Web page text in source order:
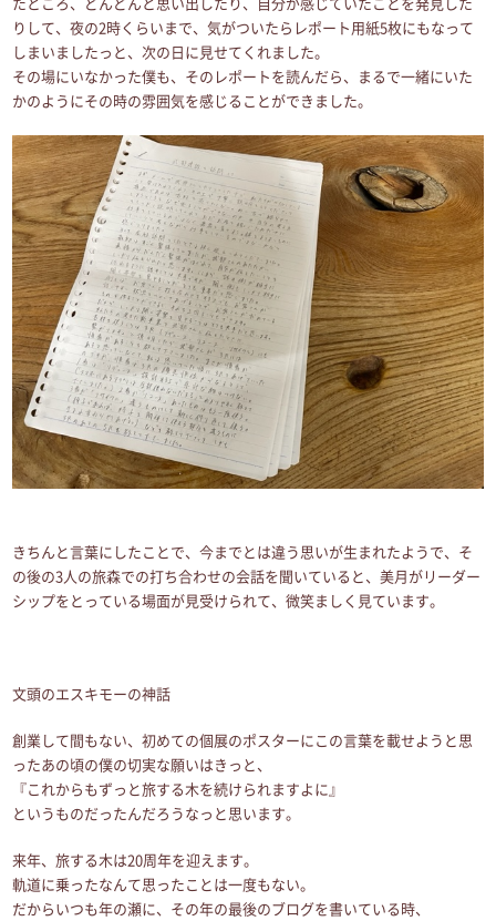
りして、夜の2時くらいまで、気がついたらレポート用紙5枚にもなって
しまいましたっと、次の日に見せてくれました。
その場にいなかった僕も、そのレポートを読んだら、まるで一緒にいた
かのようにその時の雰囲気を感じることができました。
きちんと言葉にしたことで、今までとは違う思いが生まれたようで、そ
の後の3人の旅森での打ち合わせの会話を聞いていると、美月がリーダー
シップをとっている場面が見受けられて、微笑ましく見ています。
文頭のエスキモーの神話
創業して間もない、初めての個展のポスターにこの言葉を載せようと思
ったあの頃の僕の切実な願いはきっと、
『これからもずっと旅する木を続けられますよに』
というものだったんだろうなっと思います。
来年、旅する木は20周年を迎えます。
軌道に乗ったなんて思ったことは一度もない。
だからいつも年の瀬に、その年の最後のブログを書いている時、